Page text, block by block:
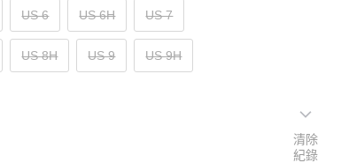
US 6 US 6H US 7
US 8H US 9 US 9H
清除
紀錄